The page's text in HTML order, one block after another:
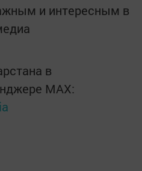
и интересным в
в
MАХ: